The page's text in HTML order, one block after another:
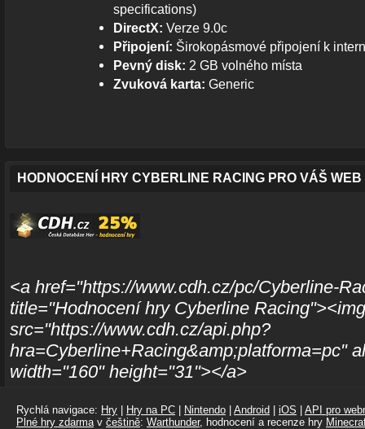
specifications)
DirectX: Verze 9.0c
Připojení: Širokopásmové připojení k
Pevný disk: 2 GB volného místa
Zvuková karta: Generic
HODNOCENÍ HRY CYBERLINE RACING PRO VÁŠ WEB
<a href="https://www.cdh.cz/pc/Cyberline-
title="Hodnocení hry Cyberline Racing"><img
src="https://www.cdh.cz/api.php?
hra=Cyberline+Racing&amp;platforma=pc"
width="160" height="31"></a>
Rychlá navigace: Hry Hry na PC Nintendo Android iOS
API pro
Plné hry zdarma v češtině: Warthunder, hodnocení a recenze hry